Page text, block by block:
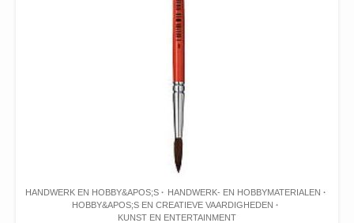
HANDWERK EN HOBBY&APOS;S
HANDWERK- EN HOBBYMATERIALEN
HOBBY&APOS;S EN CREATIEVE VAARDIGHEDEN
KUNST EN ENTERTAINMENT